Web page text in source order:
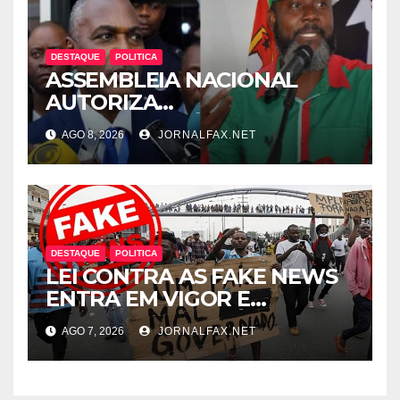
DESTAQUE POLITICA
ASSEMBLEIA NACIONAL
AUTORIZA
INTERROGATÓRIO DE
ADRIANO SAPINALA NO
CASO “CAIXA TÉRMICA” E
CHIVUKUVUKU
AGO 8, 2026 JORNALFAX.NET
DESTAQUE POLITICA
LEI CONTRA AS FAKE NEWS
ENTRA EM VIGOR E
ABRANGE CONTEÚDOS
PRODUZIDOS NO
ESTRANGEIRO
AGO 7, 2026 JORNALFAX.NET